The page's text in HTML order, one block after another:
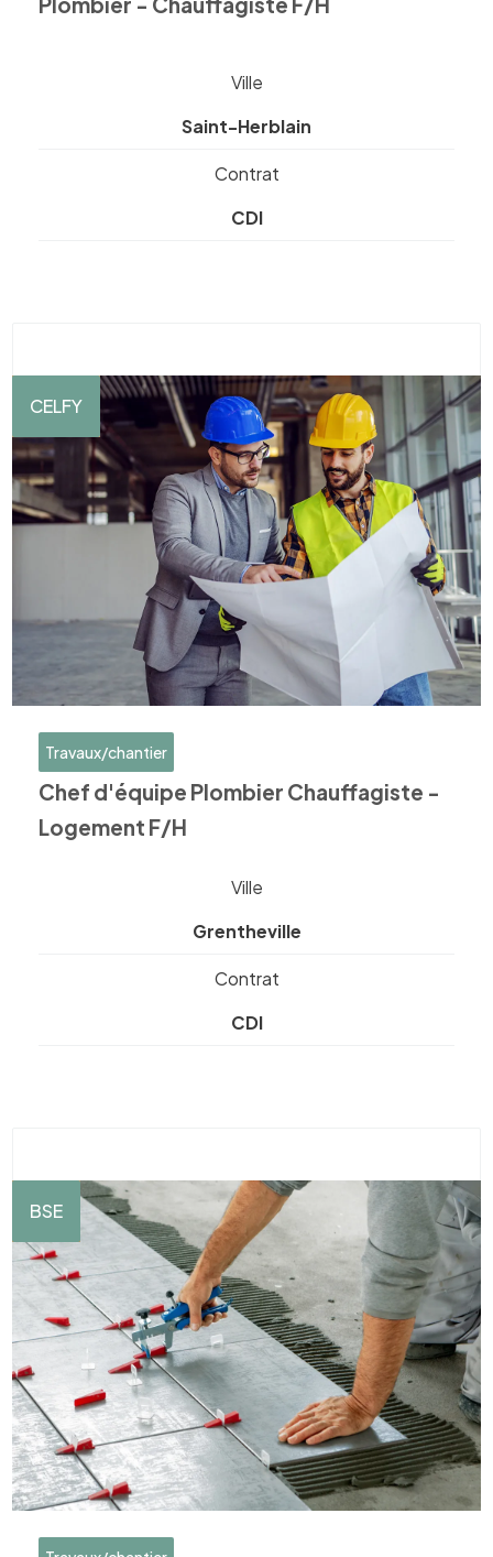
Ville
Saint-Herblain
Contrat
CDI
CELFY
Travaux/chantier
Chef d'équipe Plombier Chauffagiste -
Logement F/H
Ville
Grentheville
Contrat
CDI
BSE